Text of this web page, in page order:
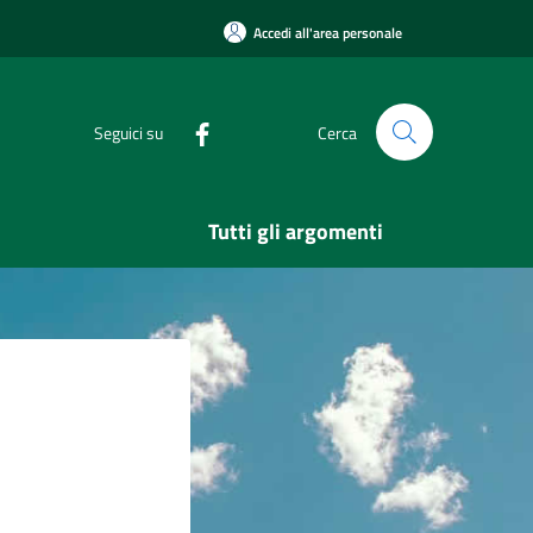
Accedi all'area personale
Seguici su Cerca
Tutti gli argomenti